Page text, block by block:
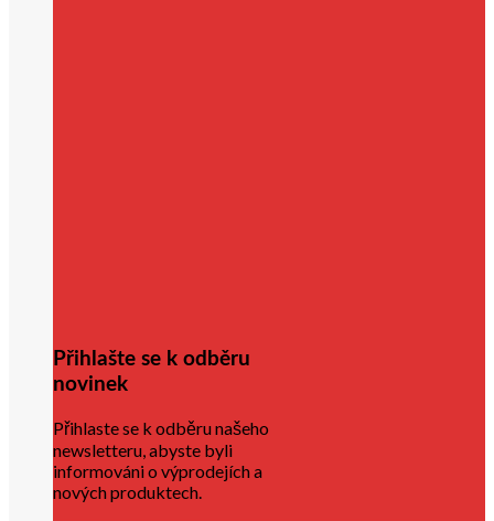
Přihlašte se k odběru
novinek
Přihlaste se k odběru našeho
newsletteru, abyste byli
informováni o výprodejích a
nových produktech.